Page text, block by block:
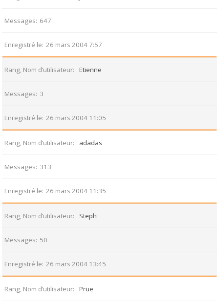
Messages 647
Enregistré le 26 mars 2004 7:57
Rang, Nom d’utilisateur Etienne
Messages 3
Enregistré le 26 mars 2004 11:05
Rang, Nom d’utilisateur adadas
Messages 313
Enregistré le 26 mars 2004 11:35
Rang, Nom d’utilisateur Steph
Messages 50
Enregistré le 26 mars 2004 13:45
Rang, Nom d’utilisateur Prue